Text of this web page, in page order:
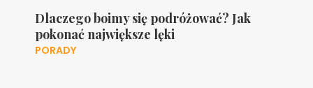
Dlaczego boimy się podróżować? Jak
pokonać największe lęki
PORADY